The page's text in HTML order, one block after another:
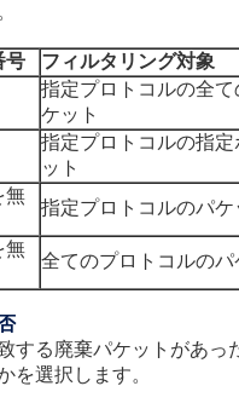
号
フィルタリング対象
指定プロトコルの全
ケット
指定プロトコルの指
ット
無
指定プロトコルのパケ
無
全てのプロトコルのパ
する廃棄パケットがあっ
を選択します。